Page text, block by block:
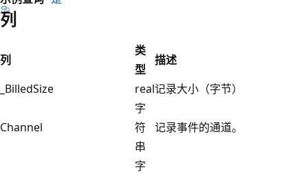
列
列
类
型
描述
_BilledSize
real记录大小（字节）
Channel
字
符
串
记录事件的通道。
字